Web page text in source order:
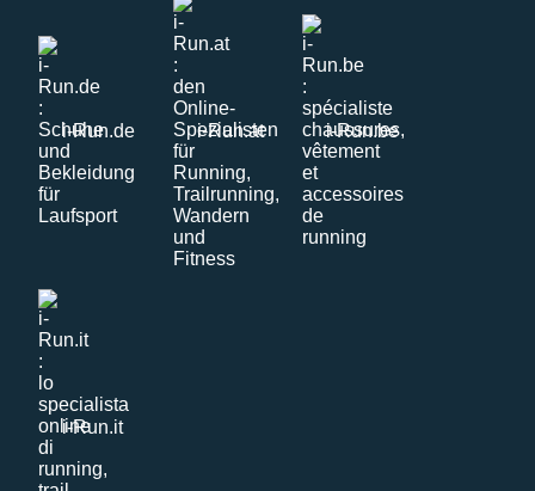
i-Run.de i-Run.at i-Run.be
i-Run.it